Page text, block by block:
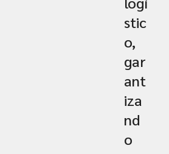
stic
o,
gar
ant
iza
nd
o